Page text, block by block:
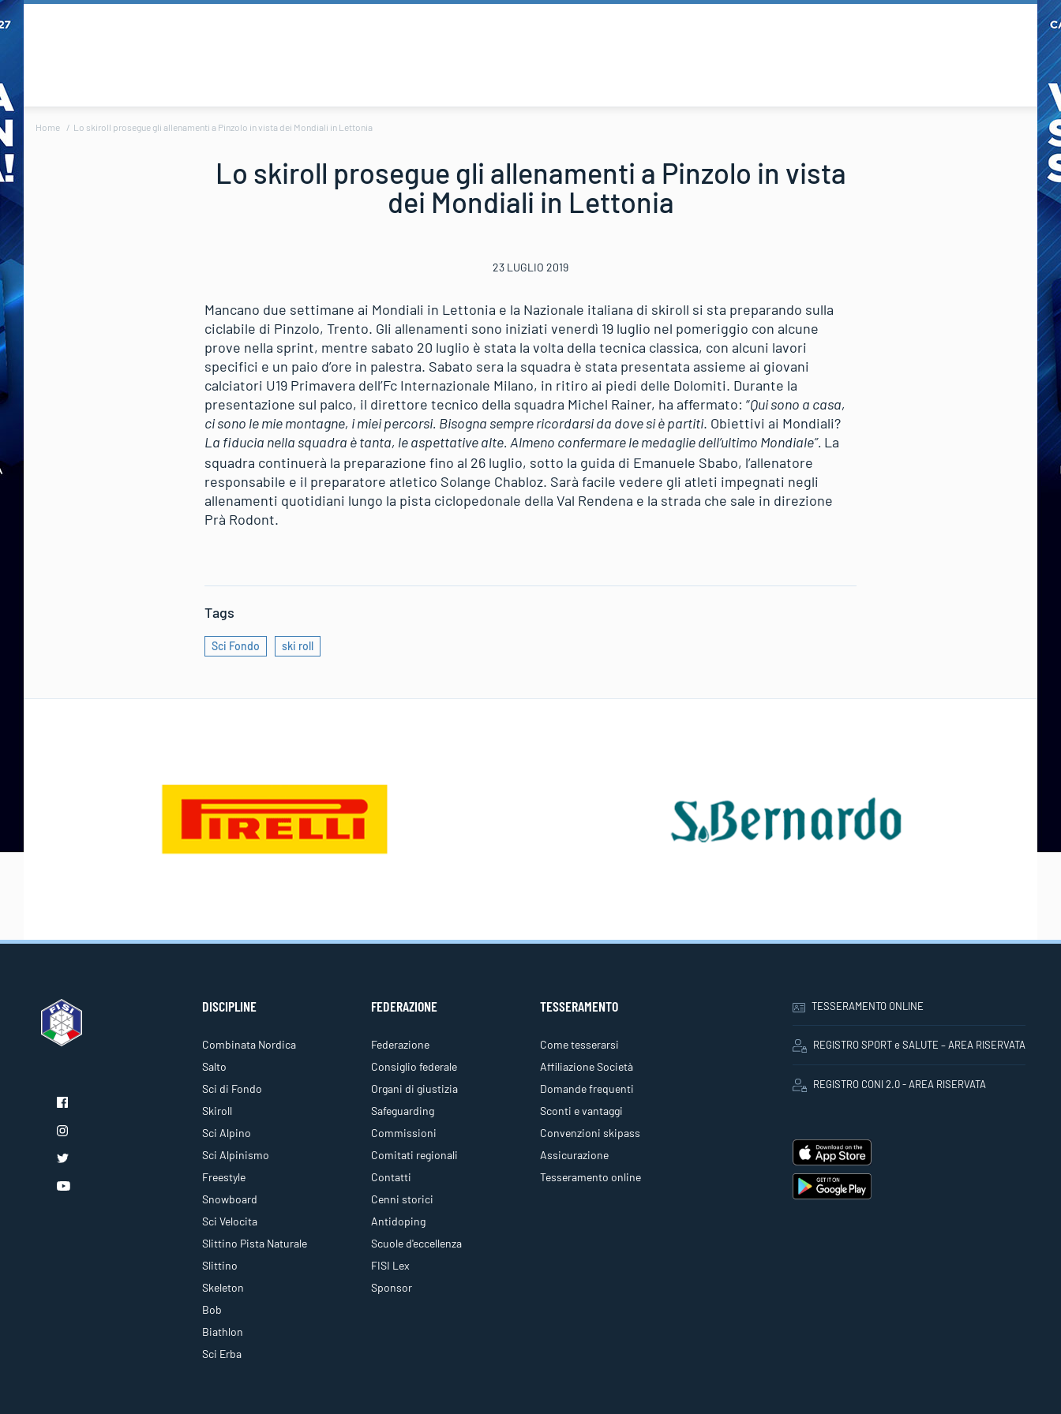
Home Lo skiroll prosegue gli allenamenti a Pinzolo in vista dei Mondiali in Lettonia
Lo skiroll prosegue gli allenamenti a Pinzolo in vista
dei Mondiali in Lettonia
23 LUGLIO 2019
Mancano due settimane ai Mondiali in Lettonia e la Nazionale italiana di skiroll si sta preparando sulla
ciclabile di Pinzolo, Trento. Gli allenamenti sono iniziati venerdì 19 luglio nel pomeriggio con alcune
prove nella sprint, mentre sabato 20 luglio è stata la volta della tecnica classica, con alcuni lavori
specifici e un paio d’ore in palestra. Sabato sera la squadra è stata presentata assieme ai giovani
calciatori U19 Primavera dell’Fc Internazionale Milano, in ritiro ai piedi delle Dolomiti. Durante la
presentazione sul palco, il direttore tecnico della squadra Michel Rainer, ha affermato: “Qui sono a casa,
ci sono le mie montagne, i miei percorsi. Bisogna sempre ricordarsi da dove si è partiti. Obiettivi ai Mondiali?
La fiducia nella squadra è tanta, le aspettative alte. Almeno confermare le medaglie dell’ultimo Mondiale”. La
squadra continuerà la preparazione fino al 26 luglio, sotto la guida di Emanuele Sbabo, l’allenatore
responsabile e il preparatore atletico Solange Chabloz. Sarà facile vedere gli atleti impegnati negli
allenamenti quotidiani lungo la pista ciclopedonale della Val Rendena e la strada che sale in direzione
Prà Rodont.
Tags
Sci Fondo ski roll
DISCIPLINE
Combinata Nordica
Salto
Sci di Fondo
Skiroll
Sci Alpino
Sci Alpinismo
Freestyle
Snowboard
Sci Velocita
Slittino Pista Naturale
Slittino
Skeleton
Bob
Biathlon
Sci Erba
FEDERAZIONE
Federazione
Consiglio federale
Organi di giustizia
Safeguarding
Commissioni
Comitati regionali
Contatti
Cenni storici
Antidoping
Scuole d'eccellenza
FISI Lex
Sponsor
TESSERAMENTO
Come tesserarsi
Affiliazione Società
Domande frequenti
Sconti e vantaggi
Convenzioni skipass
Assicurazione
Tesseramento online
TESSERAMENTO ONLINE
REGISTRO SPORT e SALUTE – AREA RISERVATA
REGISTRO CONI 2.0 - AREA RISERVATA